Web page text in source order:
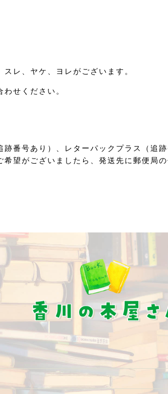
レ、ヤケ、ヨレがございます。
せください。
番号あり）、レターパックプラス（追
望がございましたら、発送先に郵便局